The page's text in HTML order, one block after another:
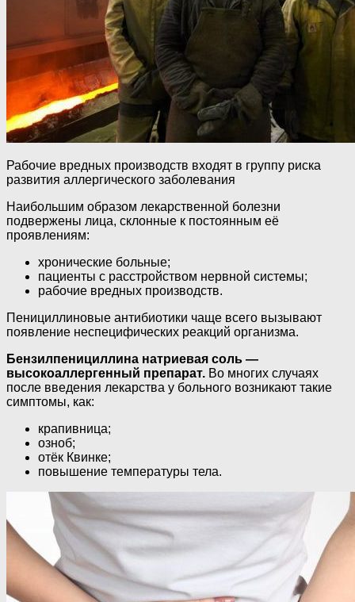
Рабочие вредных производств входят в группу риска
развития аллергического заболевания
Наибольшим образом лекарственной болезни
подвержены лица, склонные к постоянным её
проявлениям:
хронические больные;
пациенты с расстройством нервной системы;
рабочие вредных производств.
Пенициллиновые антибиотики чаще всего вызывают
появление неспецифических реакций организма.
Бензилпенициллина натриевая соль —
высокоаллергенный препарат. Во многих случаях
после введения лекарства у больного возникают такие
симптомы, как:
крапивница;
озноб;
отёк Квинке;
повышение температуры тела.